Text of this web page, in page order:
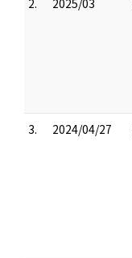
2. 2025/03
3. 2024/04/27